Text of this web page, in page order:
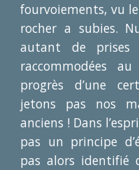
fourvoiements, vu
rocher a subies.
autant de prises
raccommodées
progrès d’une
jetons pas nos
anciens ! Dans
pas un principe
pas alors identifié